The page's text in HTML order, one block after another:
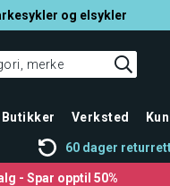
og elsykler
Butikker Verksted
60 dager
- Spar opptil 50%